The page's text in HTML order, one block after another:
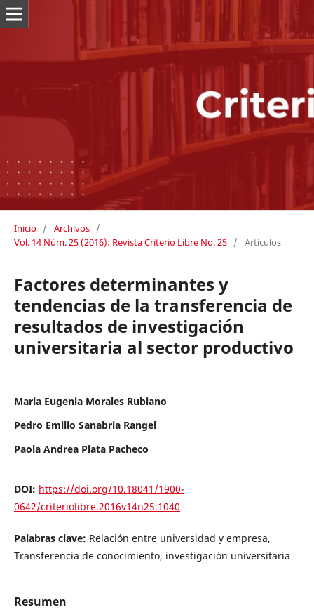
Inicio / Archivos /
Vol. 14 Núm. 25 (2016): Revista Criterio Libre No. 25 / Artículos
Factores determinantes y
tendencias de la transferencia de
resultados de investigación
universitaria al sector productivo
Maria Eugenia Morales Rubiano
Pedro Emilio Sanabria Rangel
Paola Andrea Plata Pacheco
DOI: https://doi.org/10.18041/1900-
0642/criteriolibre.2016v14n25.1040
Palabras clave: Relación entre universidad y empresa,
Transferencia de conocimiento, investigación universitaria
Resumen